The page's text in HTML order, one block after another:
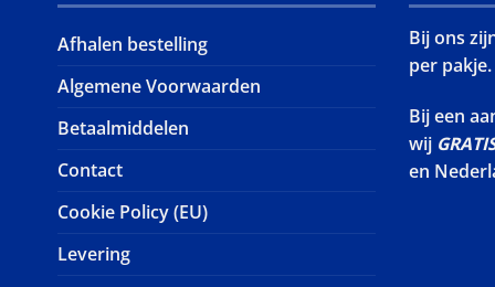
Afhalen bestelling
Algemene Voorwaarden
Betaalmiddelen
Contact
Cookie Policy (EU)
Levering
Bij ons
per pakje.
Bij een
wij
en